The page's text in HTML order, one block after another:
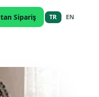
Sipariş TR EN